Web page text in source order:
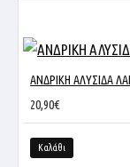
20,90€
Καλάθι